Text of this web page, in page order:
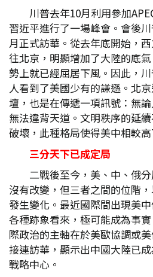
川普去年10月利用參加
習近平進行了一場峰會。會後
月正式訪華。從去年底開始，
往北京，明顯增加了大陸的底
勢上就已經屈居下風。因此，
人看到了美國少有的謙遜。北
壇，也是在傳遞一項訊號：無
無法違背天道。文明秩序的延
破壞，此種格局使得美中相較高
三分天下已成定局
二戰後至今，美、中、俄
沒有改變，但三者之間的位階
發生變化。最近國際間出現美
各種跡象看來，極可能成為事
際政治的主軸在於美歐協調或
接連訪華，顯示出中國大陸已
戰略中心。